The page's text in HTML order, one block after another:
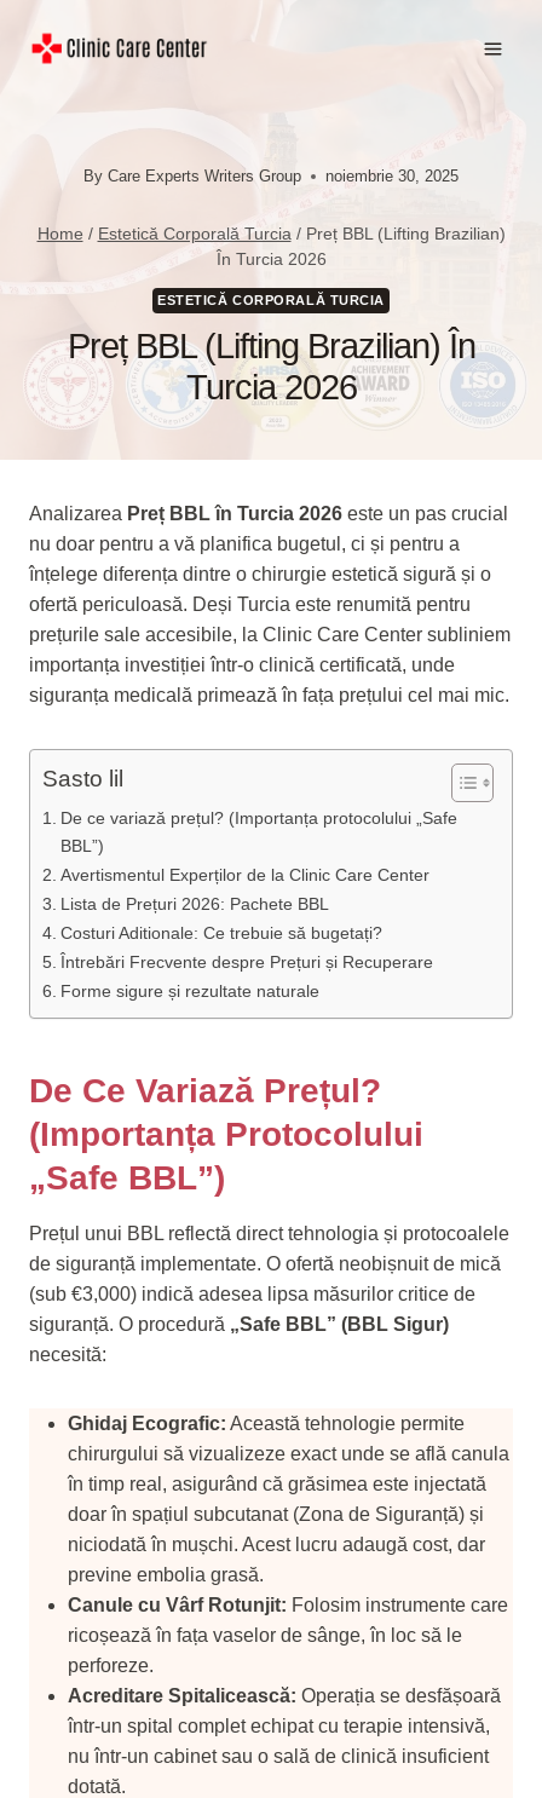
By Care Experts Writers Group noiembrie 30, 2025
Home / Estetică Corporală Turcia / Preț BBL (Lifting Brazilian)
În Turcia 2026
ESTETICĂ CORPORALĂ TURCIA
Preț BBL (Lifting Brazilian) În
Turcia 2026
Analizarea Preț BBL în Turcia 2026 este un pas crucial
nu doar pentru a vă planifica bugetul, ci și pentru a
înțelege diferența dintre o chirurgie estetică sigură și o
ofertă periculoasă. Deși Turcia este renumită pentru
prețurile sale accesibile, la Clinic Care Center subliniem
importanța investiției într-o clinică certificată, unde
siguranța medicală primează în fața prețului cel mai mic.
Sasto lil
De ce variază prețul? (Importanța protocolului „Safe
BBL”)
Avertismentul Experților de la Clinic Care Center
Lista de Prețuri 2026: Pachete BBL
Costuri Aditionale: Ce trebuie să bugetați?
Întrebări Frecvente despre Prețuri și Recuperare
Forme sigure și rezultate naturale
De Ce Variază Prețul?
(Importanța Protocolului
„Safe BBL”)
Prețul unui BBL reflectă direct tehnologia și protocoalele
de siguranță implementate. O ofertă neobișnuit de mică
(sub €3,000) indică adesea lipsa măsurilor critice de
siguranță. O procedură „Safe BBL” (BBL Sigur)
necesită:
Ghidaj Ecografic: Această tehnologie permite
chirurgului să vizualizeze exact unde se află canula
în timp real, asigurând că grăsimea este injectată
doar în spațiul subcutanat (Zona de Siguranță) și
niciodată în mușchi. Acest lucru adaugă cost, dar
previne embolia grasă.
Canule cu Vârf Rotunjit: Folosim instrumente care
ricoșează în fața vaselor de sânge, în loc să le
perforeze.
Acreditare Spitalicească: Operația se desfășoară
într-un spital complet echipat cu terapie intensivă,
nu într-un cabinet sau o sală de clinică insuficient
dotată.